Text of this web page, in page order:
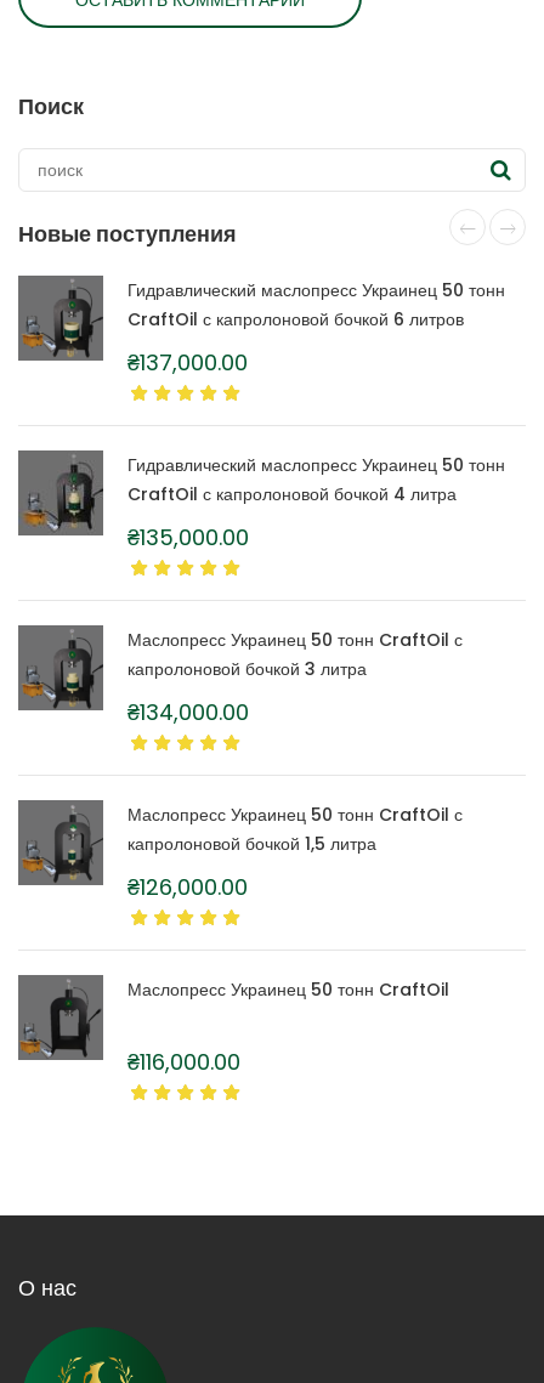
Поиск
Новые поступления
Гидравлический маслопресс Украинец 50 тонн
CraftOil с капролоновой бочкой 6 литров
₴137,000.00
Гидравлический маслопресс Украинец 50 тонн
CraftOil с капролоновой бочкой 4 литра
₴135,000.00
Маслопресс Украинец 50 тонн CraftOil с
капролоновой бочкой 3 литра
₴134,000.00
Маслопресс Украинец 50 тонн CraftOil с
капролоновой бочкой 1,5 литра
₴126,000.00
Маслопресс Украинец 50 тонн CraftOil
₴116,000.00
О нас